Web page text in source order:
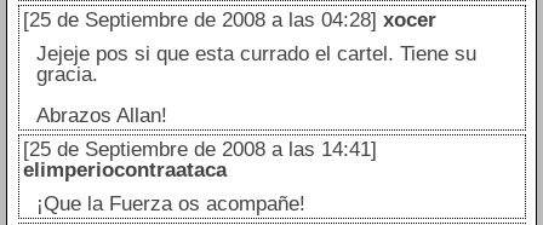
[25 de Septiembre de 2008 a las 04:28] xocer
Jejeje pos si que esta currado el cartel. Tiene su
gracia.
Abrazos Allan!
[25 de Septiembre de 2008 a las 14:41]
elimperiocontraataca
¡Que la Fuerza os acompañe!